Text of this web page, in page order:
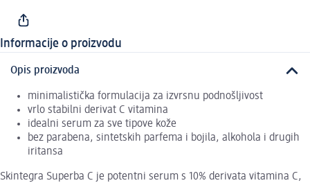
Informacije o proizvodu
Opis proizvoda
minimalistička formulacija za izvrsnu podnošljivost
vrlo stabilni derivat C vitamina
idealni serum za sve tipove kože
bez parabena, sintetskih parfema i bojila, alkohola i drugih
iritansa
Skintegra Superba C je potentni serum s 10% derivata vitamina C,